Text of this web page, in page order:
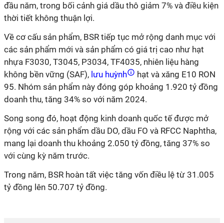
đầu năm, trong bối cảnh giá dầu thô giảm 7% và điều kiện
thời tiết không thuận lợi.
Về cơ cấu sản phẩm, BSR tiếp tục mở rộng danh mục với
các sản phẩm mới và sản phẩm có giá trị cao như hạt
nhựa F3030, T3045, P3034, TF4035, nhiên liệu hàng
không bền vững (SAF), lưu huỳnh
hạt và xăng E10 RON
95. Nhóm sản phẩm này đóng góp khoảng 1.920 tỷ đồng
doanh thu, tăng 34% so với năm 2024.
Song song đó, hoạt động kinh doanh quốc tế được mở
rộng với các sản phẩm dầu DO, dầu FO và RFCC Naphtha,
mang lại doanh thu khoảng 2.050 tỷ đồng, tăng 37% so
với cùng kỳ năm trước.
Trong năm, BSR hoàn tất việc tăng vốn điều lệ từ 31.005
tỷ đồng lên 50.707 tỷ đồng.